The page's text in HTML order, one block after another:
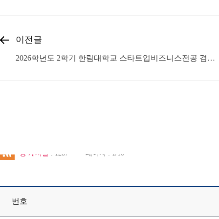
이전글
2026학년도 2학기 한림대학교 스타트업비즈니스전공 겸임교원 초빙 공고
총 게시물 : 1287 페이지 : 1/10
번호